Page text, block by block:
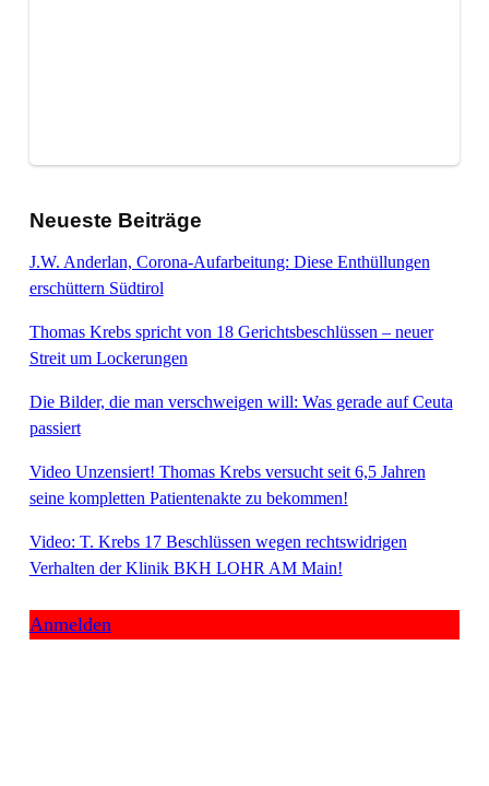
Neueste Beiträge
J.W. Anderlan, Corona-Aufarbeitung: Diese Enthüllungen
erschüttern Südtirol
Thomas Krebs spricht von 18 Gerichtsbeschlüssen – neuer
Streit um Lockerungen
Die Bilder, die man verschweigen will: Was gerade auf Ceuta
passiert
Video Unzensiert! Thomas Krebs versucht seit 6,5 Jahren
seine kompletten Patientenakte zu bekommen!
Video: T. Krebs 17 Beschlüssen wegen rechtswidrigen
Verhalten der Klinik BKH LOHR AM Main!
Anmelden